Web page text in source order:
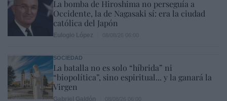
La bomba de Hiroshima no perseguía a
Occidente, la de Nagasaki sí: era la ciudad
católica del Japón
SOCIEDAD
La batalla no es solo “híbrida” ni
“biopolítica”, sino espiritual... y la ganará la
Virgen